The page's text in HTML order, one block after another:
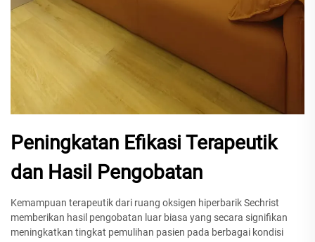
Peningkatan Efikasi Terapeutik
dan Hasil Pengobatan
Kemampuan terapeutik dari ruang oksigen hiperbarik Sechrist
memberikan hasil pengobatan luar biasa yang secara signifikan
meningkatkan tingkat pemulihan pasien pada berbagai kondisi